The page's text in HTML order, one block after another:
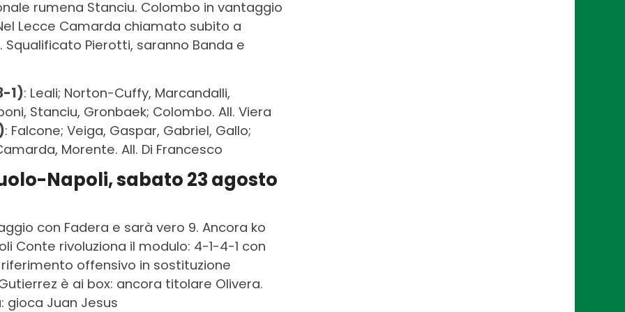
rumena Stanciu. Colombo in vantaggio
Lecce Camarda chiamato subito a
Pierotti, saranno Banda e
1): Leali; Norton-Cuffy, Marcandalli,
Stanciu, Gronbaek; Colombo. All. Viera
: Falcone; Veiga, Gaspar, Gabriel, Gallo;
Morente. All. Di Francesco
Napoli, sabato 23 agosto
con Fadera e sarà vero 9. Ancora ko
Conte rivoluziona il modulo: 4-1-4-1 con
offensivo in sostituzione
è ai box: ancora titolare Olivera.
gioca Juan Jesus